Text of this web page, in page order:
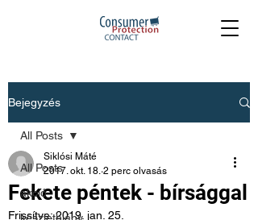
Bejegyzés
All Posts
akció
All Posts
Fekete péntek - bírsággal
Siklósi Máté
2017. okt. 18. 2 perc olvasás
Frissítve:2019. jan. 25.